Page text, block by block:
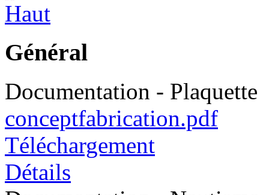
Général
Documentation - Plaquette
conceptfabrication.pdf
Téléchargement
Détails